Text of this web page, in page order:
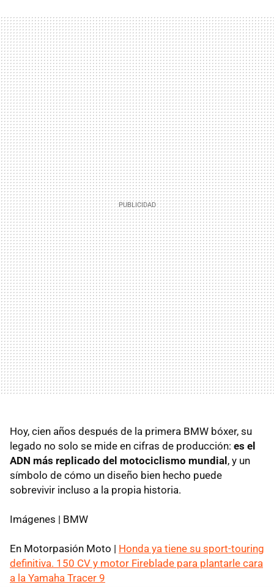
Hoy, cien años después de la primera BMW bóxer, su
legado no solo se mide en cifras de producción: es el
ADN más replicado del motociclismo mundial, y un
símbolo de cómo un diseño bien hecho puede
sobrevivir incluso a la propia historia.
Imágenes | BMW
En Motorpasión Moto | Honda ya tiene su sport-touring
definitiva. 150 CV y motor Fireblade para plantarle cara
a la Yamaha Tracer 9